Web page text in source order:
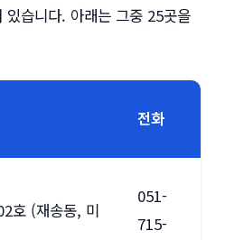
있습니다. 아래는 그중 25곳을
전화
호 (재송동, 미
051-
715-